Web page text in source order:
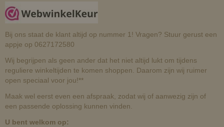
Bij ons staat de klant altijd op nummer 1! Vragen? Stuur gerust een
appje op 0627172580
Wij begrijpen als geen ander dat het niet altijd lukt om tijdens
reguliere winkeltijden te komen shoppen. Daarom zijn wij ruimer
open speciaal voor jou!**
Maak wel eerst even een afspraak, zodat wij of aanwezig zijn of
een passende oplossing kunnen vinden.
U bent welkom op: